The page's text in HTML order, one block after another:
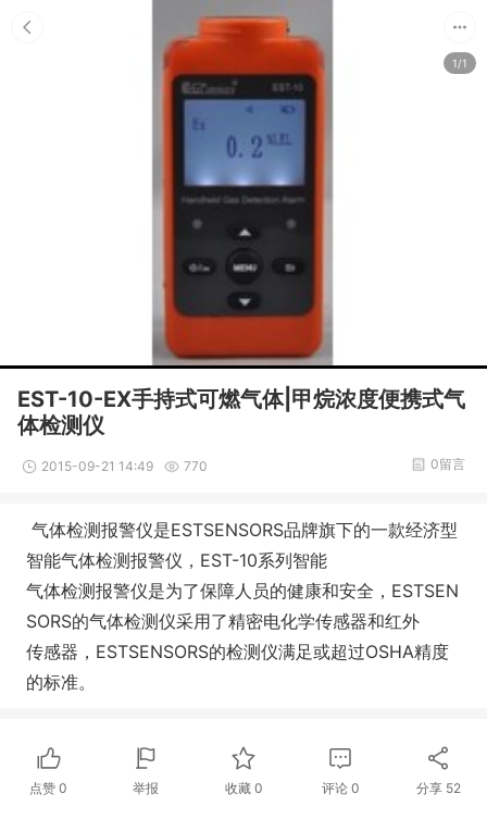
1/1
EST-10-EX手持式可燃气体|甲烷浓度便携式气
体检测仪
2015-09-21 14:49 770 0留言
气体检测报警仪是ESTSENSORS品牌旗下的一款经济型
智能气体检测报警仪，EST-10系列智能
气体检测报警仪是为了保障人员的健康和安全，ESTSEN
SORS的气体检测仪采用了精密电化学传感器和红外
传感器，ESTSENSORS的检测仪满足或超过OSHA精度
的标准。
点赞0 举报 收藏 0 评论0 分享 52